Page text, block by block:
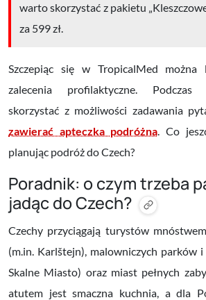
warto skorzystać z pakietu
za 599 zł.
Szczepiąc się w TropicalMed można
zalecenia profilaktyczne.
skorzystać z możliwości zadawania
zawierać apteczka podróżna. Co
planując podróż do Czech?
Poradnik: o czym trzeba
jadąc do Czech?
Czechy przyciągają turystów
(m.in. Karlštejn), malowniczych parków
Skalne Miasto) oraz miast pełnych
atutem jest smaczna kuchnia, a dla